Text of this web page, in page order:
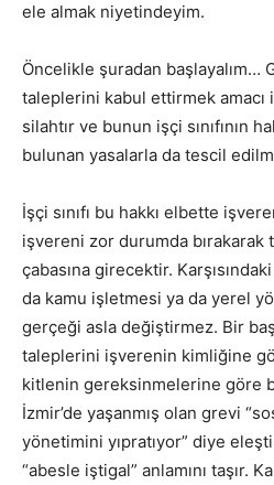
ele almak niyetindeyim.
Öncelikle şuradan başlayalım…
taleplerini kabul ettirmek amacı
silahtır ve bunun işçi sınıfının
bulunan yasalarla da tescil
İşçi sınıfı bu hakkı elbette
işvereni zor durumda
çabasına girecektir.
da kamu işletmesi ya da yerel
gerçeği asla değiştirmez. Bir
taleplerini işverenin kimliğine
kitlenin gereksinmelerine göre
İzmir’de yaşanmış olan grevi
yönetimini yıpratıyor” diye
“abesle iştigal” anlamını taşır.